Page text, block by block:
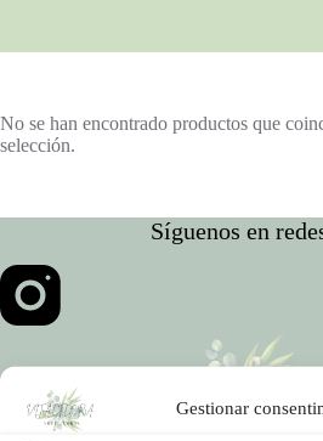
Gestionar
No se han encontrado productos que
selección.
Síguenos en